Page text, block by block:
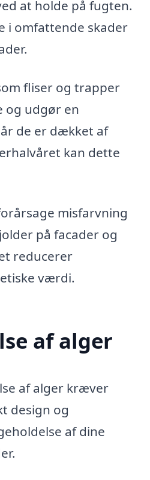
at holde på fugten.
i omfattende skader
fliser og trapper
og udgør en
de er dækket af
kan dette
misfarvning
på facader og
reducerer
værdi.
af alger
af alger kræver
design og
af dine